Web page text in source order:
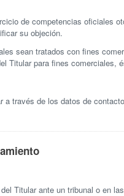
de competencias oficiales
su objeción.
sean tratados con fines
Titular para fines
través de los datos de
Titular ante un tribunal o en